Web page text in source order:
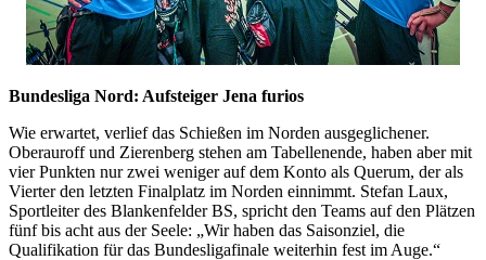
Bundesliga Nord: Aufsteiger Jena furios
Wie erwartet, verlief das Schießen im Norden ausgeglichener.
Oberauroff und Zierenberg stehen am Tabellenende, haben aber mit
vier Punkten nur zwei weniger auf dem Konto als Querum, der als
Vierter den letzten Finalplatz im Norden einnimmt. Stefan Laux,
Sportleiter des Blankenfelder BS, spricht den Teams auf den Plätzen
fünf bis acht aus der Seele: „Wir haben das Saisonziel, die
Qualifikation für das Bundesligafinale weiterhin fest im Auge.“